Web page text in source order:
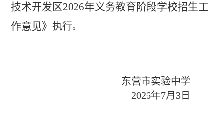
技术开发区2026年义务教育阶段学校招生工
作意见》执行。
东营市实验中学
2026年7月3日